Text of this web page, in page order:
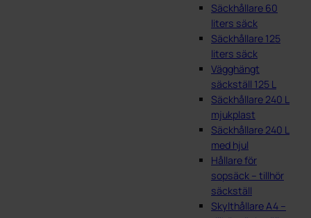
Säckhållare 60
liters säck
Säckhållare 125
liters säck
Vägghängt
säckställ 125 L
Säckhållare 240 L
mjukplast
Säckhållare 240 L
med hjul
Hållare för
sopsäck – tillhör
säckställ
Skylthållare A4 –